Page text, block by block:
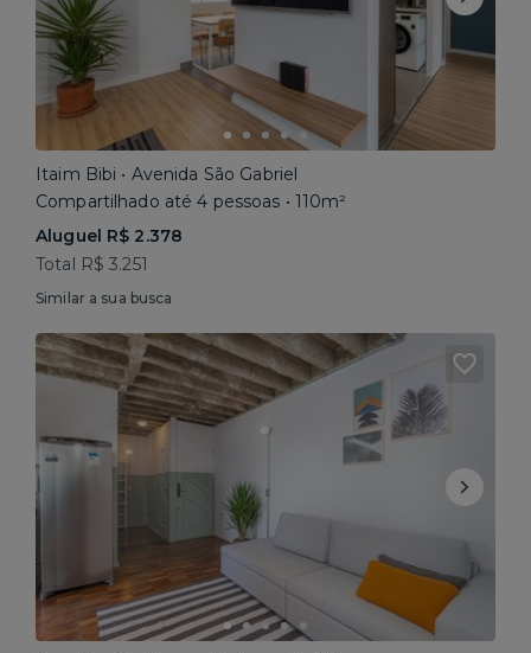
Itaim Bibi • Avenida São Gabriel
Compartilhado até 4 pessoas • 110m²
Aluguel R$ 2.378
Total R$ 3.251
Similar a sua busca